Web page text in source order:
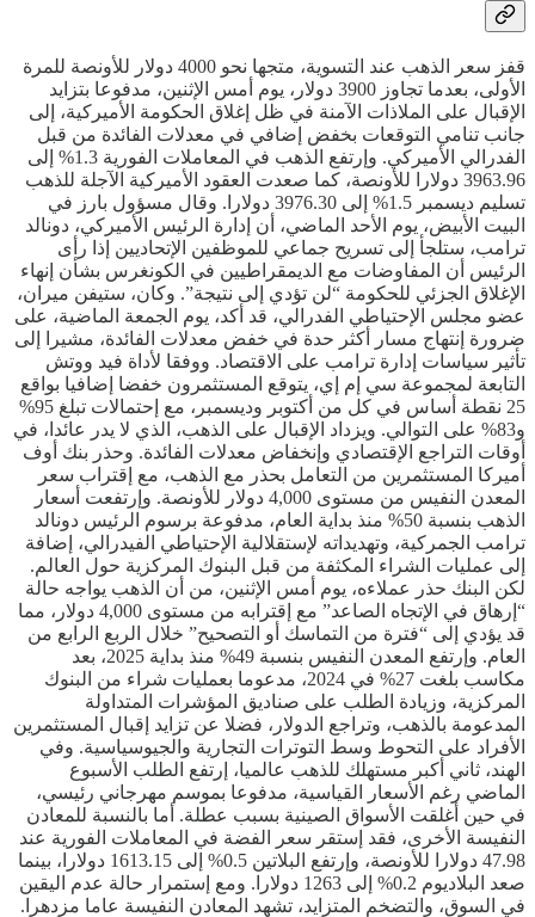
قفز سعر الذهب عند التسوية، متجها نحو 4000 دولار للأونصة للمرة
الأولى، بعدما تجاوز 3900 دولار، يوم أمس الإثنين، مدفوعا بتزايد
الإقبال على الملاذات الآمنة في ظل إغلاق الحكومة الأميركية، إلى
جانب تنامي التوقعات بخفض إضافي في معدلات الفائدة من قبل
الفدرالي الأميركي. وإرتفع الذهب في المعاملات الفورية 1.3% إلى
3963.96 دولارا للأونصة، كما صعدت العقود الأميركية الآجلة للذهب
تسليم ديسمبر 1.5% إلى 3976.30 دولارا. وقال مسؤول بارز في
البيت الأبيض، يوم الأحد الماضي، أن إدارة الرئيس الأميركي، دونالد
ترامب، ستلجأ إلى تسريح جماعي للموظفين الإتحاديين إذا رأى
الرئيس أن المفاوضات مع الديمقراطيين في الكونغرس بشأن إنهاء
الإغلاق الجزئي للحكومة “لن تؤدي إلى نتيجة”. وكان، ستيفن ميران،
عضو مجلس الإحتياطي الفدرالي، قد أكد، يوم الجمعة الماضية، على
ضرورة إنتهاج مسار أكثر حدة في خفض معدلات الفائدة، مشيرا إلى
تأثير سياسات إدارة ترامب على الاقتصاد. ووفقا لأداة فيد ووتش
التابعة لمجموعة سي إم إي، يتوقع المستثمرون خفضا إضافيا بواقع
25 نقطة أساس في كل من أكتوبر وديسمبر، مع إحتمالات تبلغ 95%
و83% على التوالي. ويزداد الإقبال على الذهب، الذي لا يدر عائدا، في
أوقات التراجع الإقتصادي وإنخفاض معدلات الفائدة. وحذر بنك أوف
أميركا المستثمرين من التعامل بحذر مع الذهب، مع إقتراب سعر
المعدن النفيس من مستوى 4,000 دولار للأونصة. وإرتفعت أسعار
الذهب بنسبة 50% منذ بداية العام، مدفوعة برسوم الرئيس دونالد
ترامب الجمركية، وتهديداته لإستقلالية الإحتياطي الفيدرالي، إضافة
إلى عمليات الشراء المكثفة من قبل البنوك المركزية حول العالم.
لكن البنك حذر عملاءه، يوم أمس الإثنين، من أن الذهب يواجه حالة
“إرهاق في الإتجاه الصاعد” مع إقترابه من مستوى 4,000 دولار، مما
قد يؤدي إلى “فترة من التماسك أو التصحيح” خلال الربع الرابع من
العام. وإرتفع المعدن النفيس بنسبة 49% منذ بداية 2025، بعد
مكاسب بلغت 27% في 2024، مدعوما بعمليات شراء من البنوك
المركزية، وزيادة الطلب على صناديق المؤشرات المتداولة
المدعومة بالذهب، وتراجع الدولار، فضلا عن تزايد إقبال المستثمرين
الأفراد على التحوط وسط التوترات التجارية والجيوسياسية. وفي
الهند، ثاني أكبر مستهلك للذهب عالميا، إرتفع الطلب الأسبوع
الماضي رغم الأسعار القياسية، مدفوعا بموسم مهرجاني رئيسي،
في حين أغلقت الأسواق الصينية بسبب عطلة. أما بالنسبة للمعادن
النفيسة الأخرى، فقد إستقر سعر الفضة في المعاملات الفورية عند
47.98 دولارا للأونصة، وإرتفع البلاتين 0.5% إلى 1613.15 دولارا، بينما
صعد البلاديوم 0.2% إلى 1263 دولارا. ومع إستمرار حالة عدم اليقين
في السوق، والتضخم المتزايد، تشهد المعادن النفيسة عاما مزدهرا.